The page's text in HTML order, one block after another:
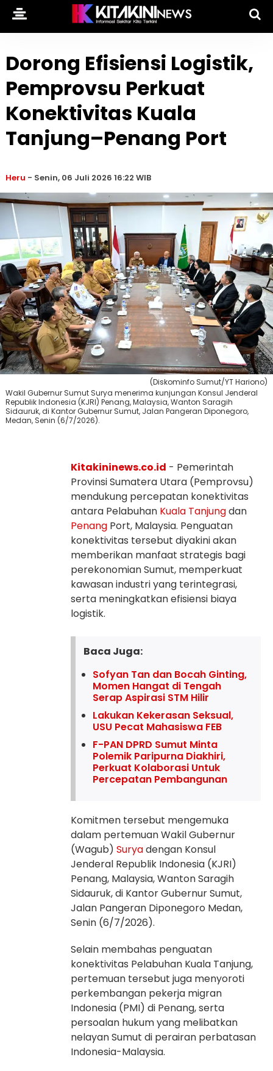
Dorong Efisiensi Logistik,
Pemprovsu Perkuat
Konektivitas Kuala
Tanjung–Penang Port
Heru - Senin, 06 Juli 2026 16:22 WIB
(Diskominfo Sumut/YT Hariono)
Wakil Gubernur Sumut Surya menerima kunjungan Konsul Jenderal
Republik Indonesia (KJRI) Penang, Malaysia, Wanton Saragih
Sidauruk, di Kantor Gubernur Sumut, Jalan Pangeran Diponegoro,
Medan, Senin (6/7/2026).
Kitakininews.co.id - Pemerintah
Provinsi Sumatera Utara (Pemprovsu)
mendukung percepatan konektivitas
antara Pelabuhan Kuala Tanjungdan
Penang Port, Malaysia. Penguatan
konektivitas tersebut diyakini akan
memberikan manfaat strategis bagi
perekonomian Sumut, memperkuat
kawasan industri yang terintegrasi,
serta meningkatkan efisiensi biaya
logistik.
Baca Juga:
Sofyan Tan dan Bocah Ginting,
Momen Hangat di Tengah
Serap Aspirasi STM Hilir
Lakukan Kekerasan Seksual,
USU Pecat Mahasiswa FEB
F-PAN DPRD Sumut Minta
Polemik Paripurna Diakhiri,
Perkuat Kolaborasi Untuk
Percepatan Pembangunan
Komitmen tersebut mengemuka
dalam pertemuan Wakil Gubernur
(Wagub)Suryadengan Konsul
Jenderal Republik Indonesia (KJRI)
Penang, Malaysia, Wanton Saragih
Sidauruk, di Kantor Gubernur Sumut,
Jalan Pangeran Diponegoro Medan,
Senin (6/7/2026).
Selain membahas penguatan
konektivitas Pelabuhan Kuala Tanjung,
pertemuan tersebut juga menyoroti
perkembangan pekerja migran
Indonesia (PMI) di Penang, serta
persoalan hukum yang melibatkan
nelayan Sumut di perairan perbatasan
Indonesia-Malaysia.